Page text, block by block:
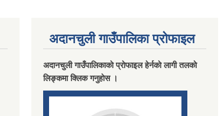
अदानचुली गाउँपालिका प्राेफाइल
अदानचुली गाउँपालिकाकाे प्राेफाइल हेर्नकाे लागी तलकाे
लिङ्कमा क्लिक गनुहाेस ।